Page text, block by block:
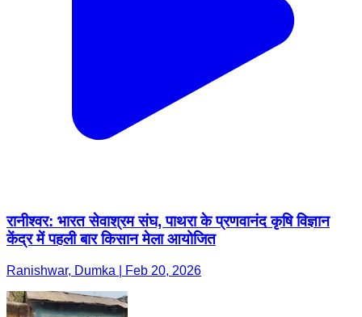
रानीश्वर: भारत सेवाश्रम संघ, पाथरा के प्रणवानंद कृषि विज्ञान
केंद्र में पहली बार किसान मेला आयोजित
Ranishwar, Dumka | Feb 20, 2026